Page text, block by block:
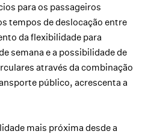
para os passageiros
tempos de deslocação entre
da flexibilidade para
semana e a possibilidade de
através da combinação
público, acrescenta a
mais próxima desde a